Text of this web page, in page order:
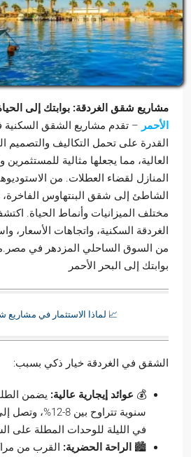
مشاريع شقق الغردقة: بوابتك إلى
الأحمر – تقدم مشاريع الشقق السكنية
القدرة على تحمل التكاليف والتصميم
العالية، مما يجعلها مثالية للمستثمرين
المنازل لقضاء العطلات. من
الشاطئ إلى شقق البنتهاوس الفاخرة،
مختلف الميزانيات وأنماط الحياة.
الغردقة السكنية، واتجاهات الأسعار،
من السوق الساحلي المزدهر في
بوابتك إلى البحر الأحمر
📈 لماذا الاستثمار في مشاريع
الشقق في الغردقة خيار ذكي بسبب:
💰 عوائد إيجارية عالية: يضمن
في الليلة للوحدات المطلة على
🏙️ الراحة الحضرية: القرب من